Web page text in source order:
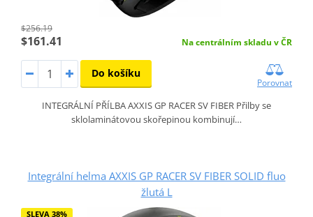
$256.19
$161.41 Na centrálním skladu v ČR
Do košíku
Porovnat
INTEGRÁLNÍ PŘÍLBA AXXIS GP RACER SV FIBER Přilby se
sklolaminátovou skořepinou kombinují…
Integrální helma AXXIS GP RACER SV FIBER SOLID fluo
žlutá L
SLEVA 38%